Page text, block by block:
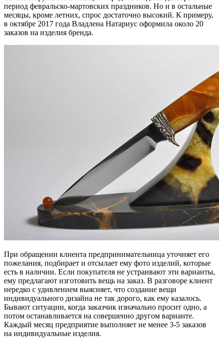
период февральско-мартовских праздников. Но и в остальные
месяцы, кроме летних, спрос достаточно высокий. К примеру,
в октябре 2017 года Владлена Натариус оформила около 20
заказов на изделия бренда.
При обращении клиента предпринимательница уточняет его
пожелания, подбирает и отсылает ему фото изделий, которые
есть в наличии. Если покупателя не устраивают эти варианты,
ему предлагают изготовить вещь на заказ. В разговоре клиент
нередко с удивлением выясняет, что создание вещи
индивидуального дизайна не так дорого, как ему казалось.
Бывают ситуации, когда заказчик изначально просит одно, а
потом останавливается на совершенно другом варианте.
Каждый месяц предприятие выполняет не менее 3-5 заказов
на индивидуальные изделия.